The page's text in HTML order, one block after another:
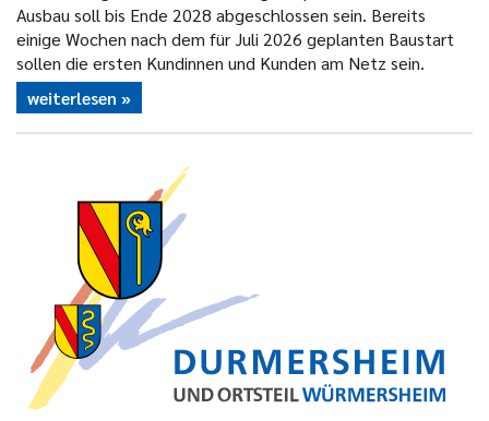
Ausbau soll bis Ende 2028 abgeschlossen sein. Bereits
einige Wochen nach dem für Juli 2026 geplanten Baustart
sollen die ersten Kundinnen und Kunden am Netz sein.
weiterlesen